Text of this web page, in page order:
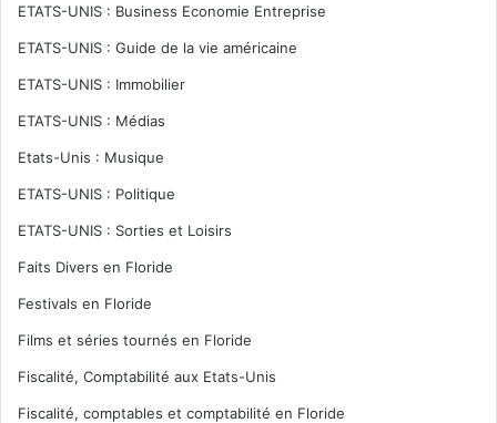
ETATS-UNIS : Business Economie Entreprise
ETATS-UNIS : Guide de la vie américaine
ETATS-UNIS : Immobilier
ETATS-UNIS : Médias
Etats-Unis : Musique
ETATS-UNIS : Politique
ETATS-UNIS : Sorties et Loisirs
Faits Divers en Floride
Festivals en Floride
Films et séries tournés en Floride
Fiscalité, Comptabilité aux Etats-Unis
Fiscalité, comptables et comptabilité en Floride